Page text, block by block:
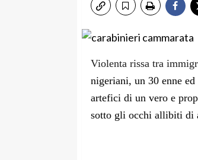
Violenta rissa tra
nigeriani, un 30 enne
artefici di un vero e
sotto gli occhi allibiti di